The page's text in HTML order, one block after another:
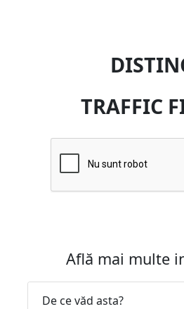
TRAFFIC
Află mai multe
De ce văd asta?